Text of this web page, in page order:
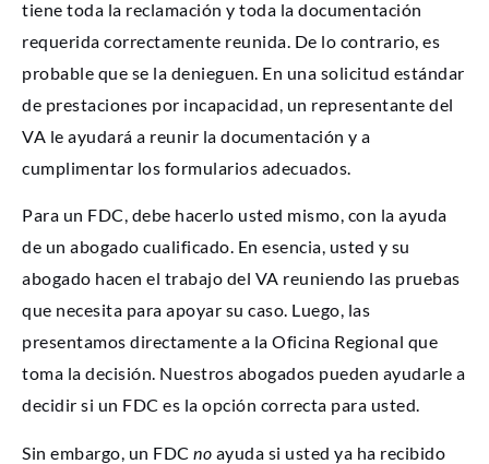
tiene toda la reclamación y toda la documentación
requerida correctamente reunida. De lo contrario, es
probable que se la denieguen. En una solicitud estándar
de prestaciones por incapacidad, un representante del
VA le ayudará a reunir la documentación y a
cumplimentar los formularios adecuados.
Para un FDC, debe hacerlo usted mismo, con la ayuda
de un abogado cualificado. En esencia, usted y su
abogado hacen el trabajo del VA reuniendo las pruebas
que necesita para apoyar su caso. Luego, las
presentamos directamente a la Oficina Regional que
toma la decisión. Nuestros abogados pueden ayudarle a
decidir si un FDC es la opción correcta para usted.
Sin embargo, un FDC no ayuda si usted ya ha recibido